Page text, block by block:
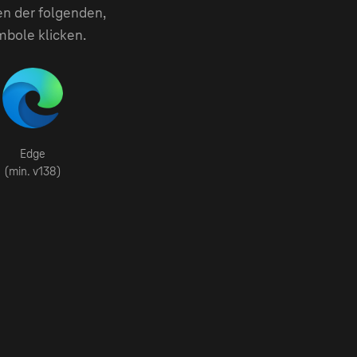
der folgenden,
klicken.
Edge
(min. v138)